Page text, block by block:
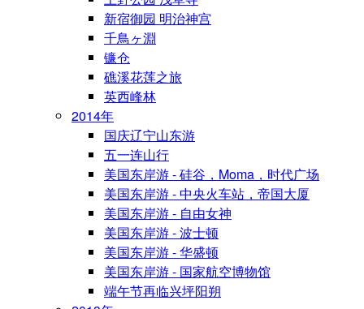
新宿御园 明治神宫
千鳥ヶ淵
镰仓
礁溪花莲之旅
英西峰林
2014年
国庆辽宁山东游
五一连山行
美国东岸游 - 硅谷，Moma，时代广场
美国东岸游 - 中央火车站，帝国大厦
美国东岸游 - 自由女神
美国东岸游 - 波士顿
美国东岸游 - 华盛顿
美国东岸游 - 国家航空博物馆
端午节再临兴坪阳朔